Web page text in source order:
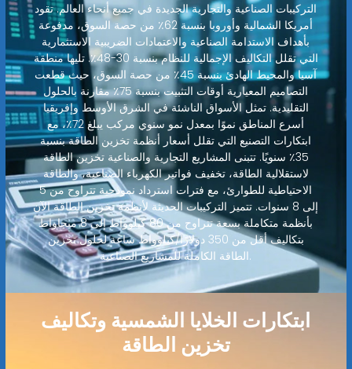
التركيبات الصناعية والتجارية الجديدة في جميع أنحاء العالم. تقود
أمريكا الشمالية وأوروبا بنسبة 62٪ من حصة السوق، مدفوعة
بأهداف الاستدامة الصناعية والاعتمادات الضريبية الاستثمارية
التي تقلل التكاليف الإجمالية للنظام بنسبة 30-48٪. تليها منطقة
آسيا والمحيط الهادئ بنسبة 45٪ من حصة السوق، حيث قطعت
التصاميم المعيارية أوقات التثبيت بنسبة 75٪ مقارنة بالحلول
التقليدية. تمثل الأسواق الناشئة في الشرق الأوسط وإفريقيا
أسرع المناطق نموًا بمعدل نمو سنوي مركب يبلغ 72٪، مع
ابتكارات التصنيع التي تقلل أسعار أنظمة تخزين الطاقة بنسبة
35٪ سنويًا. تتبنى المشاريع التجارية والصناعية تخزين الطاقة
لاستقلالية الطاقة، تخفيف فواتير الكهرباء الصناعية، والطاقة
الاحتياطية للطوارئ، مع فترات استرداد نموذجية تتراوح من 5
إلى 8 سنوات. تتميز التركيبات الحديثة لأنظمة تخزين الطاقة الآن
بأنظمة متكاملة بسعة تتراوح من 80 كيلوواط إلى 8 ميجاواط
بتكاليف أقل من 350 دولارًا/كيلوواط ساعة لحلول تخزين
الطاقة الكاملة للمشاريع الصناعية.
ابتكارات الخلايا الشمسية وتكاليف
تخزين الطاقة